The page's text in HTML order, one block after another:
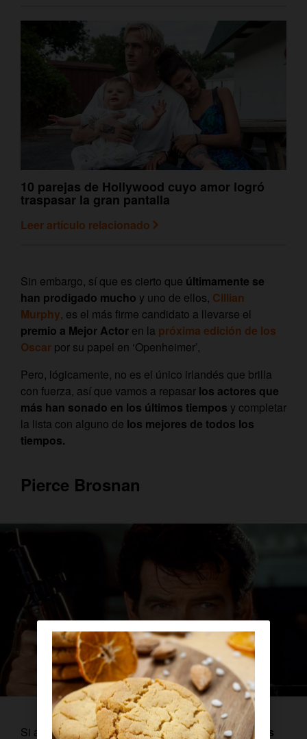
10 parejas de Hollywood cuyo amor logró
traspasar la gran pantalla
Leer artículo relacionado
Sin embargo, sí que es cierto que últimamente se
han prodigado mucho y uno de ellos, Cillian
Murphy, es el más firme candidato a llevarse el
premio a Mejor Actor en la próxima edición de los
Oscar por su papel en ‘Openheimer’,
Pero, lógicamente, no es el único irlandés que brilla
con fuerza, así que vamos a repasar los actores que
más han sonado en los últimos tiempos y completar
la lista con alguno de los mejores de todos los
tiempos.
Pierce Brosnan
Si alguna vez te has preguntadoqué actor irlandés